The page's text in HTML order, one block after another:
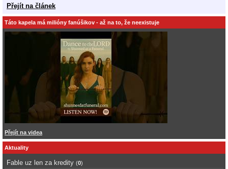
Přejít na článek
Táto kapela má milióny fanúšikov - až na to, že neexistuje
Přejít na videa
Aktuality
Fable uz len za kredity (0)